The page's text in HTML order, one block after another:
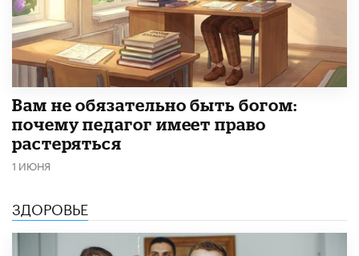
​Вам не обязательно быть богом:
почему педагог имеет право
растеряться
1 ИЮНЯ
ЗДОРОВЬЕ